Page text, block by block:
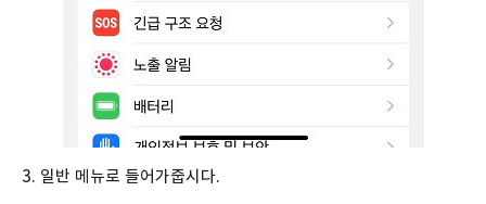
3. 일반 메뉴로 들어가줍시다.